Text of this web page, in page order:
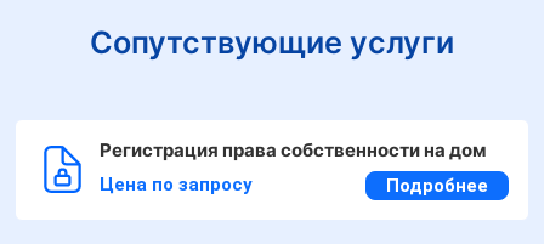
Сопутствующие услуги
Регистрация права собственности на дом
Цена по запросу Подробнее